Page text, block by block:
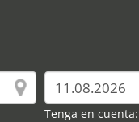
Tenga en